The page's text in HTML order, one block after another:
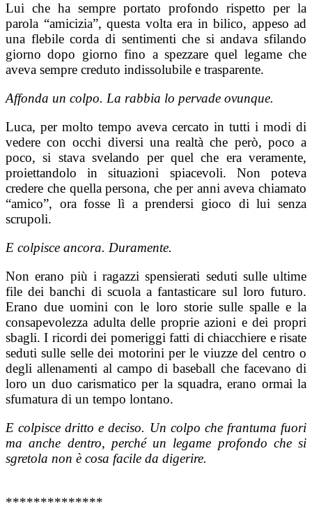
Lui che ha sempre portato profondo rispetto per la
parola “amicizia”, questa volta era in bilico, appeso ad
una flebile corda di sentimenti che si andava sfilando
giorno dopo giorno fino a spezzare quel legame che
aveva sempre creduto indissolubile e trasparente.
Affonda un colpo. La rabbia lo pervade ovunque.
Luca, per molto tempo aveva cercato in tutti i modi di
vedere con occhi diversi una realtà che però, poco a
poco, si stava svelando per quel che era veramente,
proiettandolo in situazioni spiacevoli. Non poteva
credere che quella persona, che per anni aveva chiamato
“amico”, ora fosse lì a prendersi gioco di lui senza
scrupoli.
E colpisce ancora. Duramente.
Non erano più i ragazzi spensierati seduti sulle ultime
file dei banchi di scuola a fantasticare sul loro futuro.
Erano due uomini con le loro storie sulle spalle e la
consapevolezza adulta delle proprie azioni e dei propri
sbagli. I ricordi dei pomeriggi fatti di chiacchiere e risate
seduti sulle selle dei motorini per le viuzze del centro o
degli allenamenti al campo di baseball che facevano di
loro un duo carismatico per la squadra, erano ormai la
sfumatura di un tempo lontano.
E colpisce dritto e deciso. Un colpo che frantuma fuori
ma anche dentro, perché un legame profondo che si
sgretola non è cosa facile da digerire.
**************